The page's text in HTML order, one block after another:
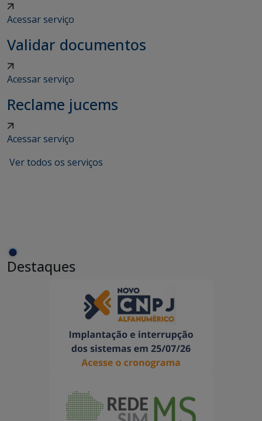
Acessar serviço
Validar documentos
Acessar serviço
Reclame jucems
Acessar serviço
Ver todos os serviços
Destaques